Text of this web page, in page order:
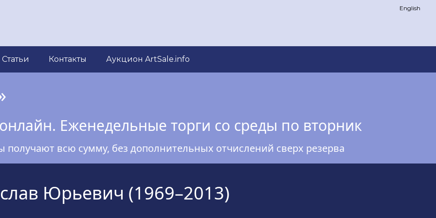
English
Статьи Контакты Аукцион ArtSale.info
Еженедельные торги со среды по вторник
всю сумму, без дополнительных отчислений сверх резерва
Юрьевич (1969–2013)